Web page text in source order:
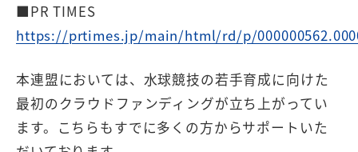
■PR TIMES
https://prtimes.jp/main/html/rd/p/
本連盟においては、水球競技の若手育成に向けた
最初のクラウドファンディングが立ち上がってい
ます。こちらもすでに多くの方からサポートいた